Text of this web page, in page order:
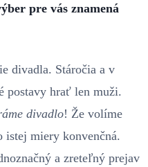
pre vás znamená
divadla. Stáročia a v
postavy hrať len muži.
divadlo! Že volíme
miery konvenčná.
a zreteľný prejav